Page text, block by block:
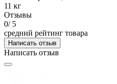
11 кг
Отзывы
0/ 5
средний рейтинг товара
Написать отзыв
Написать отзыв